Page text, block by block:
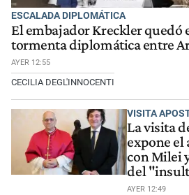
ESCALADA DIPLOMÁTICA
El embajador Kreckler quedó
tormenta diplomática entre
AYER 12:55
CECILIA DEGL'INNOCENTI
VISITA
La visita
expone el
con Milei
del
AYER 12:49